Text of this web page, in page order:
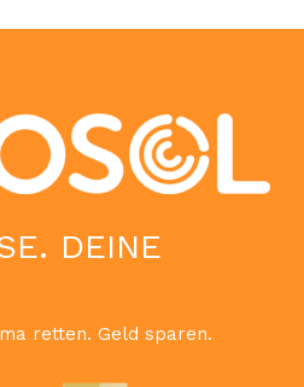
DEINE
retten. Geld sparen.